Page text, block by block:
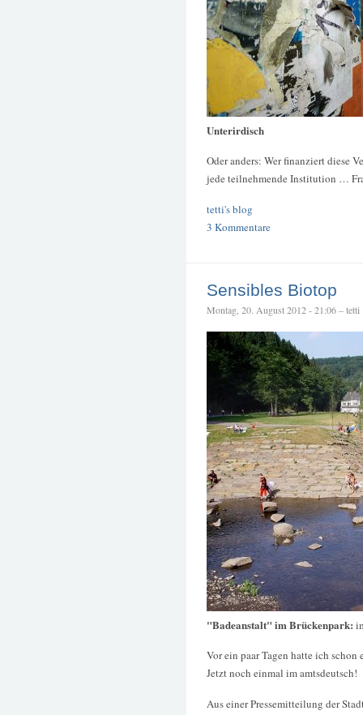
Unterirdisch
Oder anders: Wer finanziert diese
jede teilnehmende Institution …
tetti's blog
3 Kommentare
Sensibles Biotop
Montag, 20. August 2012 - 21:06 – tetti
"Badeanstalt" im Brückenpark:
Vor ein paar Tagen hatte ich schon
Jetzt noch einmal im amtsdeutsch!
Aus einer Pressemitteilung der